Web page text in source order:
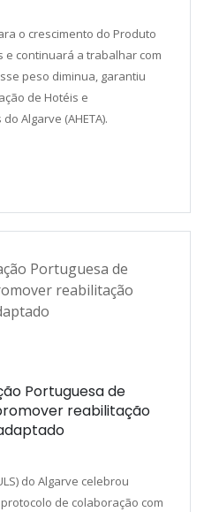
o crescimento do Produto
e continuará a trabalhar com
peso diminua, garantiu
de Hotéis e
Algarve (AHETA).
Portuguesa de
reabilitação
do Algarve celebrou
de colaboração com